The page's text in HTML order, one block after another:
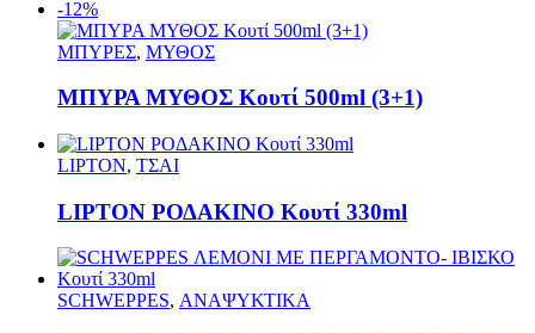
-12%
ΜΠΥΡΕΣ, ΜΥΘΟΣ
ΜΠΥΡΑ ΜΥΘΟΣ Κουτί 500ml (3+1)
LIPTON, ΤΣΑΙ
LIPTON ΡΟΔΑΚΙΝΟ Κουτί 330ml
SCHWEPPES, ΑΝΑΨΥΚΤΙΚΑ